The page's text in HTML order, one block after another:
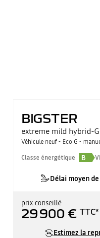
BIGSTER
extreme mild hybrid-
Véhicule neuf - Eco G -
Classe énergétique
B
Délai moyen
prix conseillé
29 900 € TTC*
Estimez la